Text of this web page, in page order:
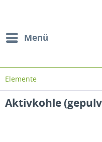
Menü
Elemente
Aktivkohle